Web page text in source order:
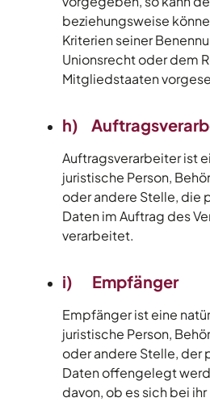
beziehungsweise
Kriterien seiner
Unionsrecht oder dem
Mitgliedstaaten
h)
Auftragsverarbeiter ist
juristische Person,
oder andere Stelle, die
Daten im Auftrag des
verarbeitet.
i) Empfänger
Empfänger ist eine
juristische Person,
oder andere Stelle, der
Daten offengelegt
davon, ob es sich bei